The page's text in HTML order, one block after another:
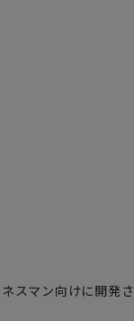
スマン向けに開発